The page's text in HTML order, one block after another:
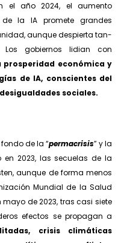
el año 2024, el aumento
la IA promete grandes
aunque despierta tan­
gobiernos lidian con
económica y
de IA, conscientes del
sociales.
de la “permacrisis” y la
en 2023, las secuelas de la
aunque de forma menos
Mundial de la Salud
de 2023, tras casi siete
efectos se propagan a
crisis climáticas